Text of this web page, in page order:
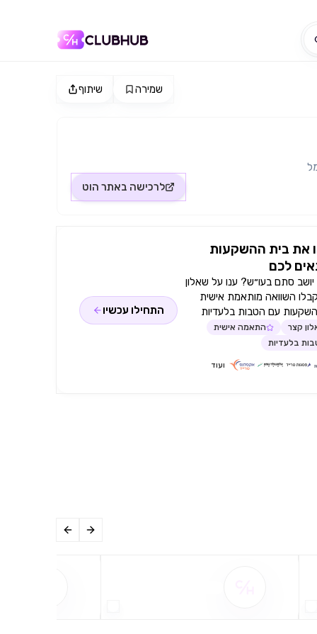
שיתוף שמירה
לרכישה באתר הוט
את בית ההשקעות
לכם
סתם בעו״ש? ענו על שאלון
השוואה מותאמת אישית
עם הטבות בלעדיות
קצר
התאמה אישית
בלעדיות
ועוד
התחילו עכשיו